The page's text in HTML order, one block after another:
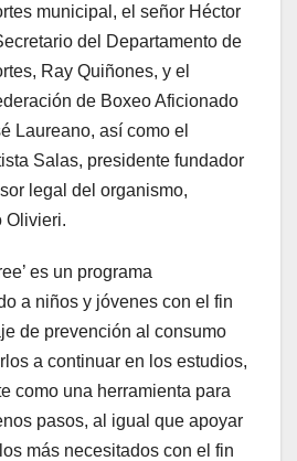
municipal, el señor Héctor
del Departamento de
Ray Quiñones, y el
de Boxeo Aficionado
Laureano, así como el
Salas, presidente fundador
legal del organismo,
Olivieri.
es un programa
a niños y jóvenes con el fin
de prevención al consumo
a continuar en los estudios,
como una herramienta para
pasos, al igual que apoyar
más necesitados con el fin